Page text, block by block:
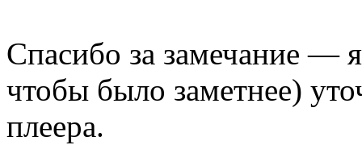
Спасибо за замечание —
чтобы было заметнее)
плеера.